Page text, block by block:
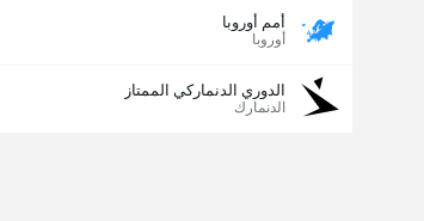
أمم أوروبا
أوروبا
الدوري الدنماركي الممتاز
الدنمارك